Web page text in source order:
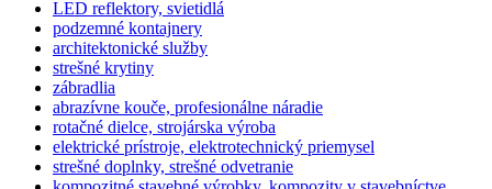
LED reflektory, svietidlá
podzemné kontajnery
architektonické služby
strešné krytiny
zábradlia
abrazívne kouče, profesionálne náradie
rotačné dielce, strojárska výroba
elektrické prístroje, elektrotechnický priemysel
strešné doplnky, strešné odvetranie